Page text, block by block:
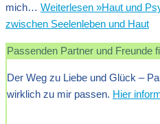
mich… Weiterlesen »Haut und
zwischen Seelenleben und Haut
Passenden Partner und Freunde
Der Weg zu Liebe und Glück –
wirklich zu mir passen. Hier